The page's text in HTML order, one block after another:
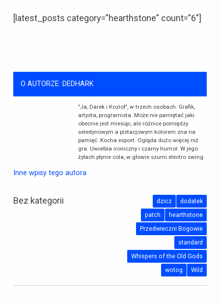
[latest_posts category=”hearthstone” count=”6″]
O AUTORZE: DEDHARK
"Ja, Darek i Kozioł", w trzech osobach. Grafik,
artysta, programista. Może nie pamiętać jaki
obecnie jest miesiąc, ale różnice pomiędzy
seledynowym a pistacjowym kolorem zna na
pamięć. Kocha esport. Ogląda dużo więcej niż
gra. Uwielbia ironiczny i czarny humor. W jego
żyłach płynie cola, w głowie szumi electro swing.
Inne wpisy tego autora
Bez kategorii dodatek
dzicz
hearthstone
patch
Przedwieczni Bogowie
standard
Whispers of the Old Gods
Wild
wotog